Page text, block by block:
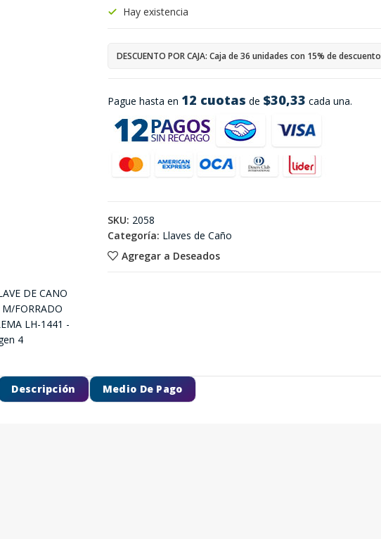
Pague hasta en 12 cuotas de $30,33 cada una.
Hay existencia
DESCUENTO POR CAJA: Caja de 36 unidades con 15% de descuento
Agregar a Deseados
SKU: 2058
Categoría: Llaves de Caño
Descripción Medio De Pago